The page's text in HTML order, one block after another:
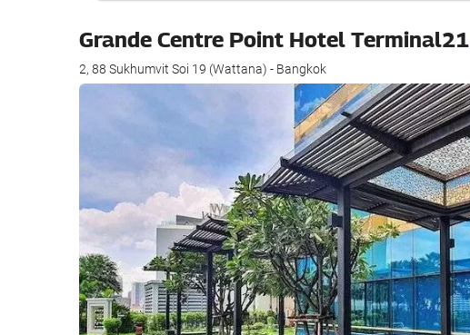
Grande Centre Point Hotel Terminal21
2, 88 Sukhumvit Soi 19 (Wattana) - Bangkok